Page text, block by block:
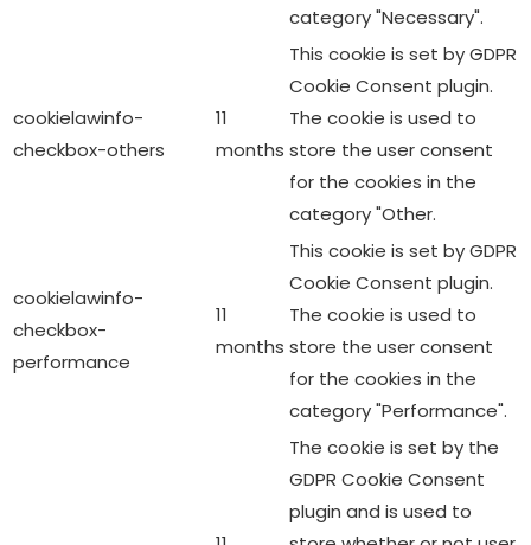
category "Necessary".
cookielawinfo-
checkbox-others
11
months
This cookie is set by GDPR
Cookie Consent plugin.
The cookie is used to
store the user consent
for the cookies in the
category "Other.
cookielawinfo-
checkbox-
performance
11
months
This cookie is set by GDPR
Cookie Consent plugin.
The cookie is used to
store the user consent
for the cookies in the
category "Performance".
The cookie is set by the
GDPR Cookie Consent
plugin and is used to